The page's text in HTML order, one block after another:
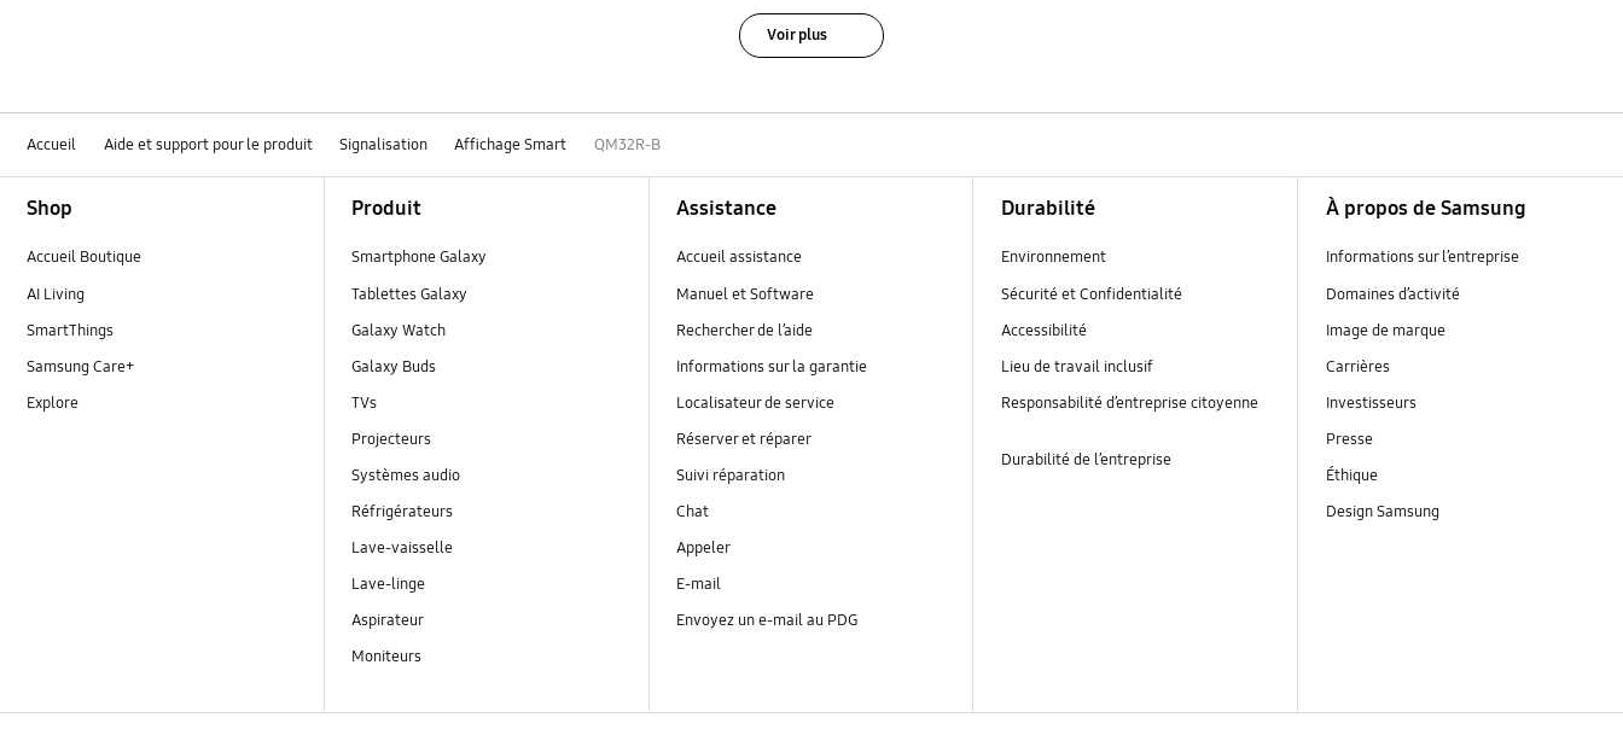
Voir plus
Accueil Aide et support pour le produit Signalisation Affichage Smart QM32R-B
Shop
Accueil Boutique
AI Living
SmartThings
Samsung Care+
Explore
Produit
Smartphone Galaxy
Tablettes Galaxy
Galaxy Watch
Galaxy Buds
TVs
Projecteurs
Systèmes audio
Réfrigérateurs
Lave-vaisselle
Lave-linge
Aspirateur
Moniteurs
Assistance
Accueil assistance
Manuel et Software
Rechercher de l’aide
Informations sur la garantie
Localisateur de service
Réserver et réparer
Suivi réparation
Chat
Appeler
E-mail
Envoyez un e-mail au PDG
Durabilité
Environnement
Sécurité et Confidentialité
Accessibilité
Lieu de travail inclusif
Responsabilité d’entreprise citoyenne
Durabilité de l’entreprise
À propos de Samsung
Informations sur l’entreprise
Domaines d’activité
Image de marque
Carrières
Investisseurs
Presse
Éthique
Design Samsung